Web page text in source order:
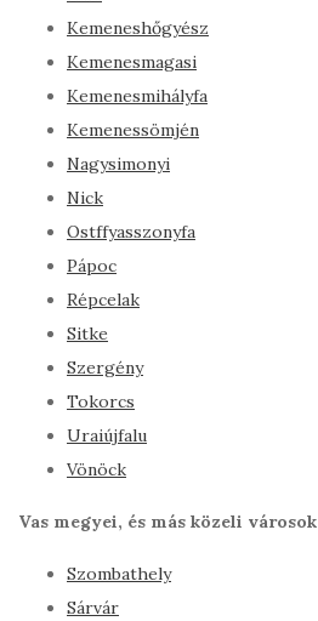
Kemeneshőgyész
Kemenesmagasi
Kemenesmihályfa
Kemenessömjén
Nagysimonyi
Nick
Ostffyasszonyfa
Pápoc
Répcelak
Sitke
Szergény
Tokorcs
Uraiújfalu
Vönöck
Vas megyei, és más közeli városok
Szombathely
Sárvár